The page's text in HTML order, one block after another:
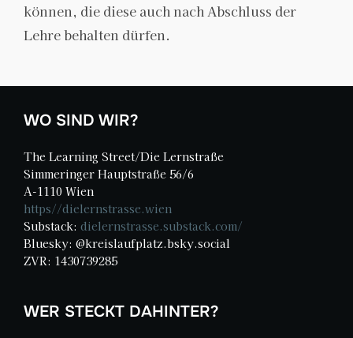
können, die diese auch nach Abschluss der
Lehre behalten dürfen.
WO SIND WIR?
The Learning Street/Die Lernstraße
Simmeringer Hauptstraße 56/6
A-1110 Wien
https//dielernstrasse.wien
Substack: dielernstrasse.substack.com/
Bluesky: @kreislaufplatz.bsky.social‬
ZVR: 1430739285
WER STECKT DAHINTER?